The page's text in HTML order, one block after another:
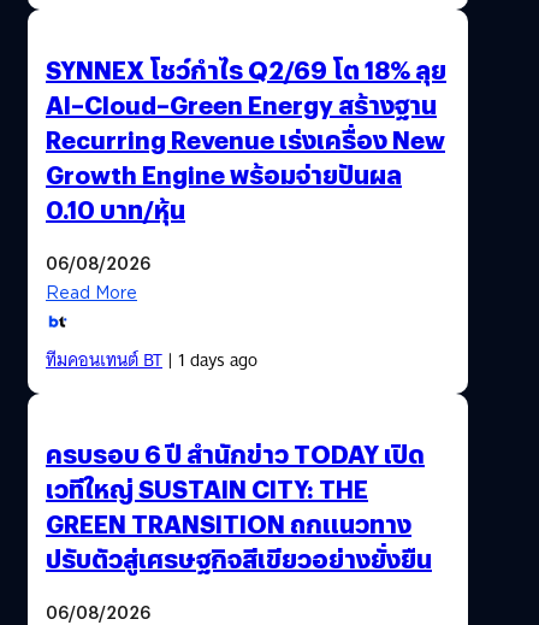
SYNNEX โชว์กำไร Q2/69 โต 18% ลุย
AI–Cloud–Green Energy สร้างฐาน
Recurring Revenue เร่งเครื่อง New
Growth Engine พร้อมจ่ายปันผล
0.10 บาท/หุ้น
06/08/2026
Read More
ทีมคอนเทนต์ BT| 1 days ago
ครบรอบ 6 ปี สำนักข่าว TODAY เปิด
เวทีใหญ่ SUSTAIN CITY: THE
GREEN TRANSITION ถกแนวทาง
ปรับตัวสู่เศรษฐกิจสีเขียวอย่างยั่งยืน
06/08/2026